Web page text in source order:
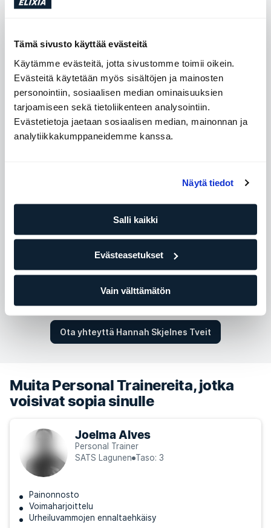
Tämä sivusto käyttää evästeitä
Käytämme evästeitä, jotta sivustomme toimii oikein.
Evästeitä käytetään myös sisältöjen ja mainosten
personointiin, sosiaalisen median ominaisuuksien
tarjoamiseen sekä tietoliikenteen analysointiin.
Evästetietoja jaetaan sosiaalisen median, mainonnan ja
analytiikkakumppaneidemme kanssa.
Näytä tiedot
Salli kaikki
Evästeasetukset
Vain välttämätön
Prehab/Rehab
VID
Osta tapaamisia
Saatavilla olevat ajat
12:00 - 20:00
Keskiviikko
08:00 - 15:00
Ota yhteyttä Hannah Skjelnes Tveit
Muita Personal Trainereita, jotka
voisivat sopia sinulle
Joelma Alves
Personal Trainer
SATS Lagunen Taso: 3
Painonnosto
Voimaharjoittelu
Urheiluvammojen ennaltaehkäisy